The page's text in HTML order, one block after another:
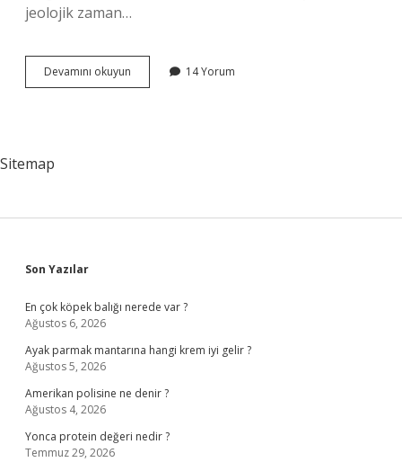
jeolojik zaman…
Devamını okuyun
Teorisi
14 Yorum
Sitemap
Sidebar
Son Yazılar
En çok köpek balığı nerede var ?
Ağustos 6, 2026
Ayak parmak mantarına hangi krem iyi gelir ?
Ağustos 5, 2026
Amerikan polisine ne denir ?
Ağustos 4, 2026
Yonca protein değeri nedir ?
Temmuz 29, 2026